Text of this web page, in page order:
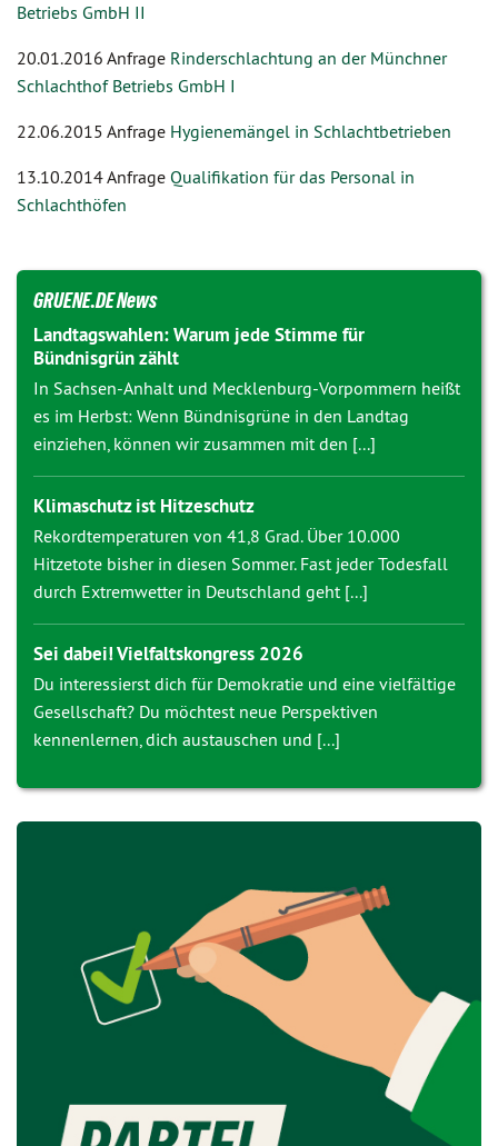
Betriebs GmbH II
20.01.2016 Anfrage Rinderschlachtung an der Münchner
Schlachthof Betriebs GmbH I
22.06.2015 Anfrage Hygienemängel in Schlachtbetrieben
13.10.2014 Anfrage Qualifikation für das Personal in
Schlachthöfen
GRUENE.DE News
Landtagswahlen: Warum jede Stimme für
Bündnisgrün zählt
In Sachsen-Anhalt und Mecklenburg-Vorpommern heißt
es im Herbst: Wenn Bündnisgrüne in den Landtag
einziehen, können wir zusammen mit den [...]
Klimaschutz ist Hitzeschutz
Rekordtemperaturen von 41,8 Grad. Über 10.000
Hitzetote bisher in diesen Sommer. Fast jeder Todesfall
durch Extremwetter in Deutschland geht [...]
Sei dabei! Vielfaltskongress 2026
Du interessierst dich für Demokratie und eine vielfältige
Gesellschaft? Du möchtest neue Perspektiven
kennenlernen, dich austauschen und [...]